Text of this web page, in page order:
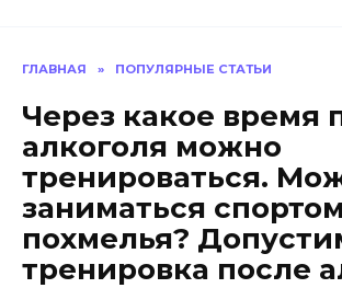
ГЛАВНАЯ » ПОПУЛЯРНЫЕ СТАТЬИ
Через какое время
алкоголя можно
тренироваться.
заниматься
похмелья?
тренировка после